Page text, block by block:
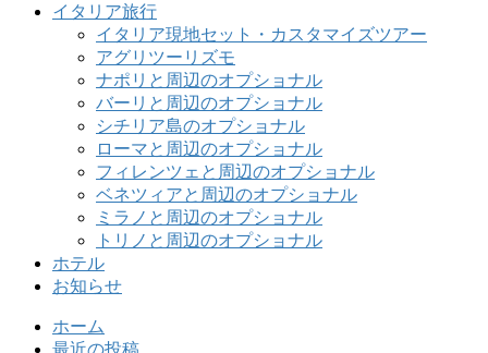
イタリア旅行
イタリア現地セット・カスタマイズツアー
アグリツーリズモ
ナポリと周辺のオプショナル
バーリと周辺のオプショナル
シチリア島のオプショナル
ローマと周辺のオプショナル
フィレンツェと周辺のオプショナル
ベネツィアと周辺のオプショナル
ミラノと周辺のオプショナル
トリノと周辺のオプショナル
ホテル
お知らせ
ホーム
最近の投稿